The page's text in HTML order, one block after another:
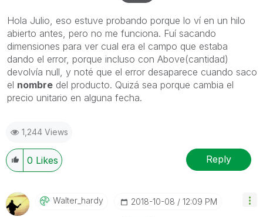
Hola Julio, eso estuve probando porque lo ví en un hilo
abierto antes, pero no me funciona. Fuí sacando
dimensiones para ver cual era el campo que estaba
dando el error, porque incluso con Above(cantidad)
devolvía null, y noté que el error desaparece cuando saco
el nombre del producto. Quizá sea porque cambia el
precio unitario en alguna fecha.
1,244 Views
0 Likes Reply
Walter_hardy ‎2018-10-08 12:09 PM